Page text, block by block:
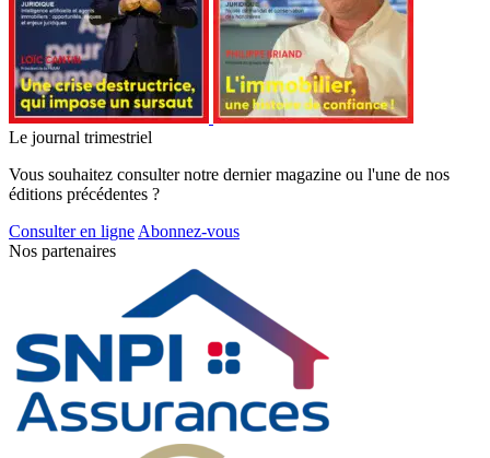
Le journal trimestriel
Vous souhaitez consulter notre dernier magazine ou l'une de nos
éditions précédentes ?
Consulter en ligne Abonnez-vous
Nos partenaires